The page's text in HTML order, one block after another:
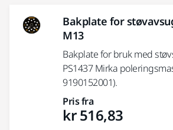
Bakplate for
M13
Bakplate for bruk med
PS1437 Mirka
9190152001).
Pris fra
kr 516,83